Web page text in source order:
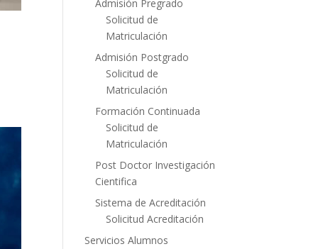
Admisión Pregrado
Solicitud de
Matriculación
Admisión Postgrado
Solicitud de
Matriculación
Formación Continuada
Solicitud de
Matriculación
Post Doctor Investigación
Cientifica
Sistema de Acreditación
Solicitud Acreditación
Servicios Alumnos